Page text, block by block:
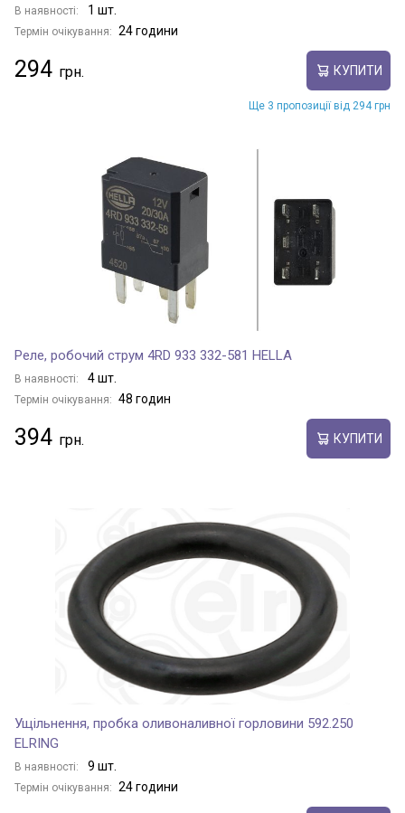
В наявності: 1 шт.
Термін очікування: 24 години
294 КУПИТИ
Ще 3 пропозиції від 294 грн
Реле, робочий струм 4RD 933 332-581 HELLA
В наявності: 4 шт.
Термін очікування: 48 годин
394 КУПИТИ
Ущільнення, пробка оливоналивної горловини 592.250
ELRING
В наявності: 9 шт.
Термін очікування: 24 години